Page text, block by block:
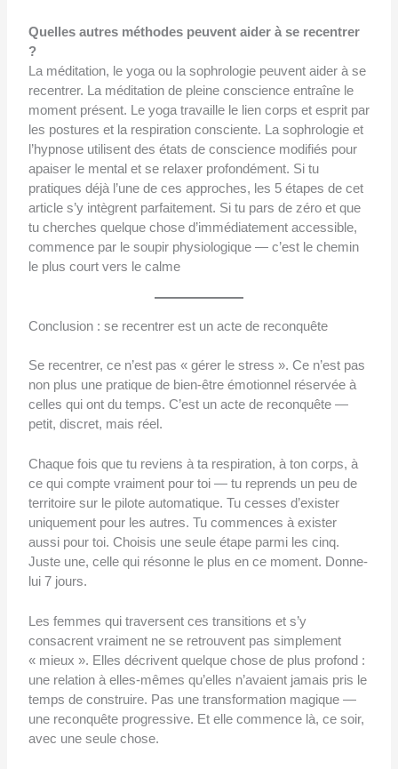
Quelles autres méthodes peuvent aider à se recentrer
?
La méditation, le yoga ou la sophrologie peuvent aider à se
recentrer. La méditation de pleine conscience entraîne le
moment présent. Le yoga travaille le lien corps et esprit par
les postures et la respiration consciente. La sophrologie et
l’hypnose utilisent des états de conscience modifiés pour
apaiser le mental et se relaxer profondément. Si tu
pratiques déjà l’une de ces approches, les 5 étapes de cet
article s’y intègrent parfaitement. Si tu pars de zéro et que
tu cherches quelque chose d’immédiatement accessible,
commence par le soupir physiologique — c’est le chemin
le plus court vers le calme
Conclusion : se recentrer est un acte de reconquête
Se recentrer, ce n’est pas « gérer le stress ». Ce n’est pas
non plus une pratique de bien-être émotionnel réservée à
celles qui ont du temps. C’est un acte de reconquête —
petit, discret, mais réel.
Chaque fois que tu reviens à ta respiration, à ton corps, à
ce qui compte vraiment pour toi — tu reprends un peu de
territoire sur le pilote automatique. Tu cesses d’exister
uniquement pour les autres. Tu commences à exister
aussi pour toi. Choisis une seule étape parmi les cinq.
Juste une, celle qui résonne le plus en ce moment. Donne-
lui 7 jours.
Les femmes qui traversent ces transitions et s’y
consacrent vraiment ne se retrouvent pas simplement
« mieux ». Elles décrivent quelque chose de plus profond :
une relation à elles-mêmes qu’elles n’avaient jamais pris le
temps de construire. Pas une transformation magique —
une reconquête progressive. Et elle commence là, ce soir,
avec une seule chose.